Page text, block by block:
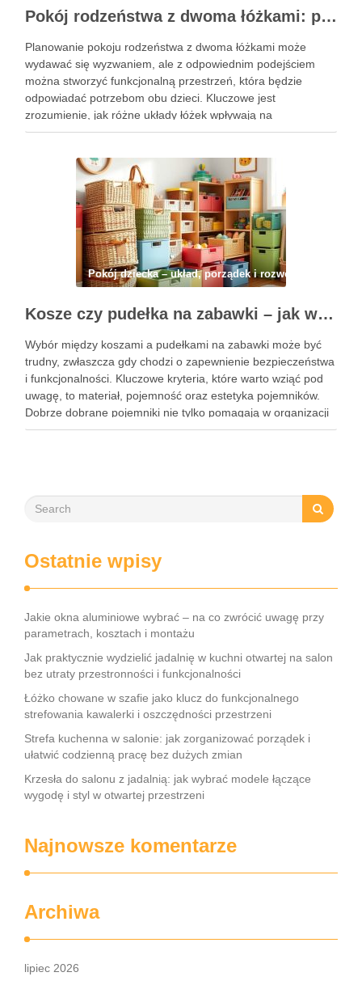
Pokój rodzeństwa z dwoma łóżkami: praktyczne układy i pomysły na funkcjonalną aranżację przestrzeni
Planowanie pokoju rodzeństwa z dwoma łóżkami może
wydawać się wyzwaniem, ale z odpowiednim podejściem
można stworzyć funkcjonalną przestrzeń, która będzie
odpowiadać potrzebom obu dzieci. Kluczowe jest
zrozumienie, jak różne układy łóżek wpływają na
wykorzystanie dostępnej powierzchni oraz komfort
piętrowe czy rozkładane, można nie …
Pokój dziecka – układ, porządek i rozwój
Kosze czy pudełka na zabawki – jak wybrać praktyczne i bezpieczne rozwiązanie do pokoju dziecka?
Wybór między koszami a pudełkami na zabawki może być
trudny, zwłaszcza gdy chodzi o zapewnienie bezpieczeństwa
i funkcjonalności. Kluczowe kryteria, które warto wziąć pod
uwagę, to materiał, pojemność oraz estetyka pojemników.
Dobrze dobrane pojemniki nie tylko pomagają w organizacji
przestrzeni, ale także wspierają rozwój samodzielności
Ostatnie wpisy
Jakie okna aluminiowe wybrać – na co zwrócić uwagę przy
parametrach, kosztach i montażu
Jak praktycznie wydzielić jadalnię w kuchni otwartej na salon
bez utraty przestronności i funkcjonalności
Łóżko chowane w szafie jako klucz do funkcjonalnego
strefowania kawalerki i oszczędności przestrzeni
Strefa kuchenna w salonie: jak zorganizować porządek i
ułatwić codzienną pracę bez dużych zmian
Krzesła do salonu z jadalnią: jak wybrać modele łączące
wygodę i styl w otwartej przestrzeni
Najnowsze komentarze
Archiwa
lipiec 2026